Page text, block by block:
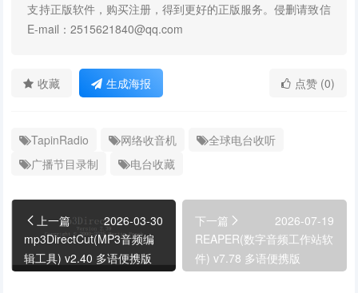
支持正版软件，购买注册，得到更好的正版服务。侵删请致信
E-mail：2515621840@qq.com
收藏 生成海报 点赞 (0)
TapinRadio 网络收音机
全球电台收听
广播节目录制
电台收藏
上一篇
2026-03-30
mp3DirectCut(MP3音频编
辑工具) v2.40 多语便携版
下一篇
2026-07-19
REAPER(数字音频工作站软
件) v7.78 多语便携版